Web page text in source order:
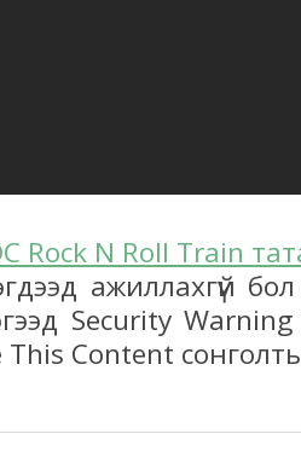
Rock N Roll Train
ажиллахгүй
Security
This Content